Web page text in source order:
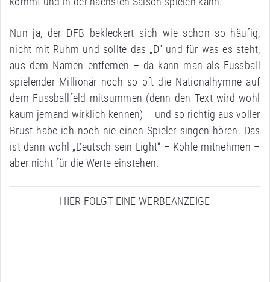
Nun ja, der DFB bekleckert sich wie schon so häufig,
nicht mit Ruhm und sollte das „D“ und für was es steht,
aus dem Namen entfernen – da kann man als Fussball
spielender Millionär noch so oft die Nationalhymne auf
dem Fussballfeld mitsummen (denn den Text wird wohl
kaum jemand wirklich kennen) – und so richtig aus voller
Brust habe ich noch nie einen Spieler singen hören. Das
ist dann wohl „Deutsch sein Light“ – Kohle mitnehmen –
aber nicht für die Werte einstehen.
HIER FOLGT EINE WERBEANZEIGE